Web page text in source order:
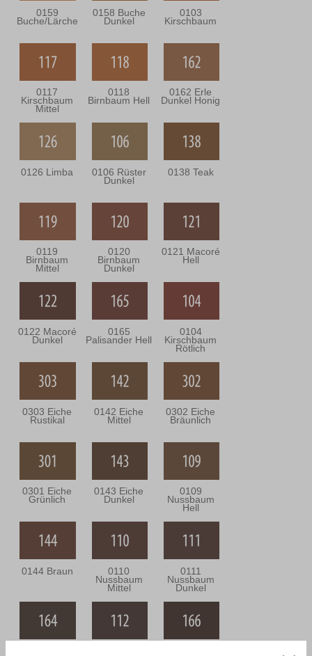
0159
Buche/Lärche
0158 Buche
Dunkel
0103
Kirschbaum
0117
Kirschbaum
Mittel
0118
Birnbaum Hell
0162 Erle
Dunkel Honig
0126 Limba 0106 Rüster
Dunkel
0138 Teak
0119
Birnbaum
Mittel
0120
Birnbaum
Dunkel
0121 Macoré
Hell
0122 Macoré
Dunkel
0165
Palisander Hell
0104
Kirschbaum
Rötlich
0303 Eiche
Rustikal
0142 Eiche
Mittel
0302 Eiche
Bräunlich
0301 Eiche
Grünlich
0143 Eiche
Dunkel
0109
Nussbaum
Hell
0144 Braun 0110
Nussbaum
Mittel
0111
Nussbaum
Dunkel